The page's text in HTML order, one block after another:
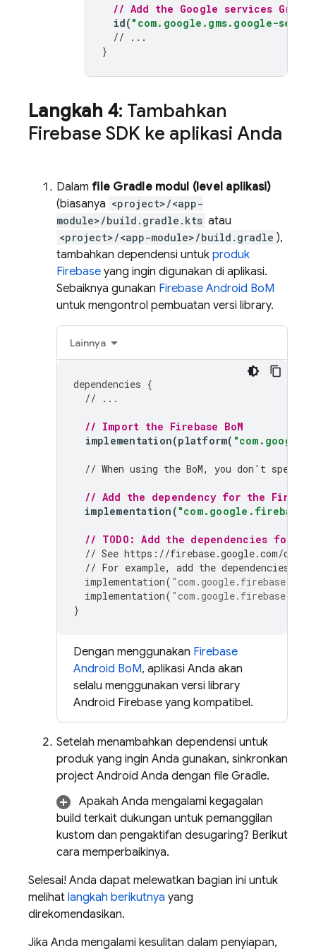
// Add the Google services
id( "com.google.gms.google-
// ...
}
Langkah 4: Tambahkan
Firebase SDK ke aplikasi Anda
Dalam file Gradle modul (level aplikasi)
(biasanya <project>/<app-
module>/build.gradle.kts atau
<project>/<app-module>/build.gradle ),
tambahkan dependensi untuk produk
Firebase yang ingin digunakan di aplikasi.
Sebaiknya gunakan Firebase Android BoM
untuk mengontrol pembuatan versi library.
Lainnya
dependencies {
// ...
// Import the Firebase BoM
implementation(platform(
// When using the BoM, you don't specify
// Add the dependency for the
implementation (
// TODO: Add the dependencies for
// See https://firebase.google.com/
// For example, add the dependencies
implementation(
implementation(
}
Dengan menggunakan Firebase
Android BoM, aplikasi Anda akan
selalu menggunakan versi library
Android Firebase yang kompatibel.
Setelah menambahkan dependensi untuk
produk yang ingin Anda gunakan, sinkronkan
project Android Anda dengan file Gradle.
Apakah Anda mengalami kegagalan
build terkait dukungan untuk pemanggilan
kustom dan pengaktifan desugaring? Berikut
cara memperbaikinya.
Selesai! Anda dapat melewatkan bagian ini untuk
melihat langkah berikutnya yang
direkomendasikan.
Jika Anda mengalami kesulitan dalam penyiapan,